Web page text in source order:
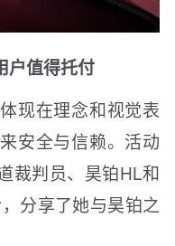
户值得托付
现在理念和视觉表
安全与信赖。活动
裁判员、昊铂HL和
分享了她与昊铂之